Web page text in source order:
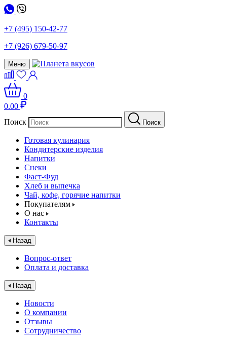
+7 (495) 150-42-77
+7 (926) 679-50-97
Меню
0
0.00
Поиск
Поиск
Готовая кулинария
Кондитерские изделия
Напитки
Снеки
Фаст-Фуд
Хлеб и выпечка
Чай, кофе, горячие напитки
Покупателям
О нас
Контакты
Назад
Вопрос-ответ
Оплата и доставка
Назад
Новости
О компании
Отзывы
Сотрудничество